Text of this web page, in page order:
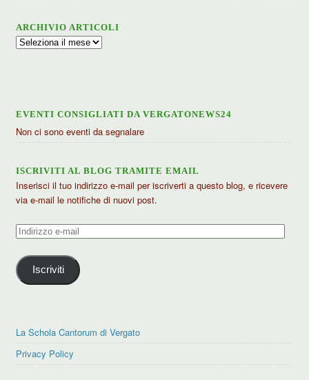
ARCHIVIO ARTICOLI
Archivio
EVENTI CONSIGLIATI DA VERGATONEWS24
Non ci sono eventi da segnalare
ISCRIVITI AL BLOG TRAMITE EMAIL
Inserisci il tuo indirizzo e-mail per iscriverti a questo blog, e ricevere
via e-mail le notifiche di nuovi post.
Indirizzo
mail
Iscriviti
La Schola Cantorum di Vergato
Privacy Policy